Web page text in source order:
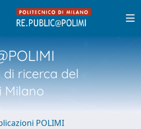
ricerca del
Milano
POLIMI